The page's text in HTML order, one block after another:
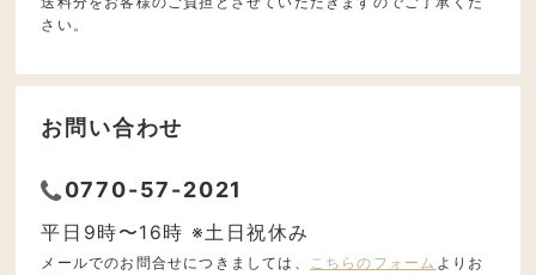
さい。
お問い合わせ
0770-57-2021
平日9時〜16時 ※土日祝休み
メールでのお問合せにつきましては、 こちらのフォーム よりお